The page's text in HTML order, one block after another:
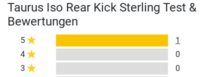
Taurus Iso Rear Kick Sterling Test &
Bewertungen
5
1
4
0
3
0